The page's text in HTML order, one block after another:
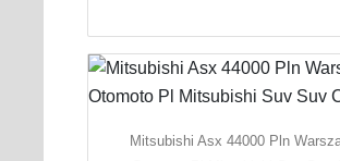
Mitsubishi Asx 44000 Pln